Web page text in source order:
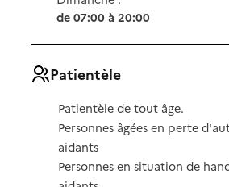
de 07:00 à 20:00
Patientèle
Patientèle de tout âge.
Personnes âgées en perte
aidants
Personnes en situation de